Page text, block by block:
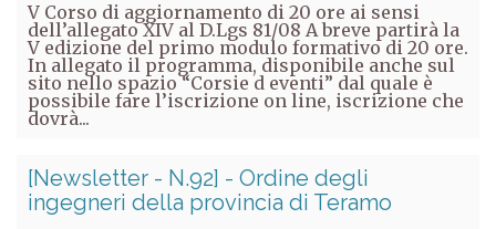
V Corso di aggiornamento di 20 ore ai sensi
dell’allegato XIV al D.Lgs 81/08 A breve partirà la
V edizione del primo modulo formativo di 20 ore.
In allegato il programma, disponibile anche sul
sito nello spazio “Corsie d eventi” dal quale è
possibile fare l’iscrizione on line, iscrizione che
dovrà...
[Newsletter - N.92] - Ordine degli
ingegneri della provincia di Teramo